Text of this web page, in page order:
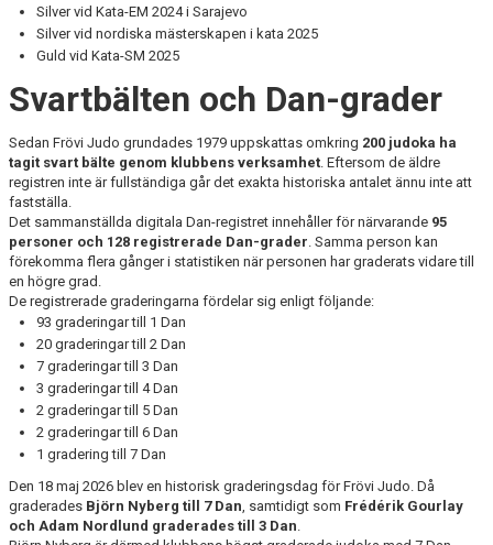
Silver vid Kata-EM 2024 i Sarajevo
Silver vid nordiska mästerskapen i kata 2025
Guld vid Kata-SM 2025
Svartbälten och Dan-grader
Sedan Frövi Judo grundades 1979 uppskattas omkring 200 judoka ha
tagit svart bälte genom klubbens verksamhet. Eftersom de äldre
registren inte är fullständiga går det exakta historiska antalet ännu inte att
fastställa.
Det sammanställda digitala Dan-registret innehåller för närvarande 95
personer och 128 registrerade Dan-grader. Samma person kan
förekomma flera gånger i statistiken när personen har graderats vidare till
en högre grad.
De registrerade graderingarna fördelar sig enligt följande:
93 graderingar till 1 Dan
20 graderingar till 2 Dan
7 graderingar till 3 Dan
3 graderingar till 4 Dan
2 graderingar till 5 Dan
2 graderingar till 6 Dan
1 gradering till 7 Dan
Den 18 maj 2026 blev en historisk graderingsdag för Frövi Judo. Då
graderades Björn Nyberg till 7 Dan, samtidigt som Frédérik Gourlay
och Adam Nordlund graderades till 3 Dan.